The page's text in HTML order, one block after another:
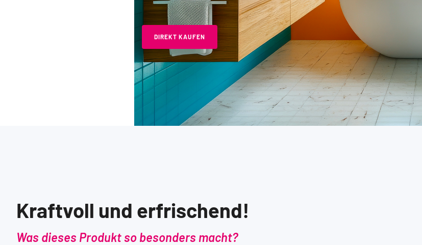
DIREKT KAUFEN
Kraftvoll und erfrischend!
Was dieses Produkt so besonders macht?